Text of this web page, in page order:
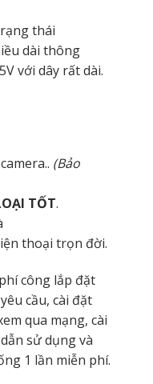
thái
dài thông
với dây rất dài.
(Bảo
TỐT.
thoại trọn đời.
công lắp đặt
cầu, cài đặt
qua mạng, cài
sử dụng và
1 lần miễn phí.